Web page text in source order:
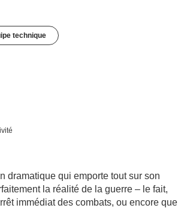
technique
dramatique qui emporte tout sur son
la réalité de la guerre – le fait,
immédiat des combats, ou encore que